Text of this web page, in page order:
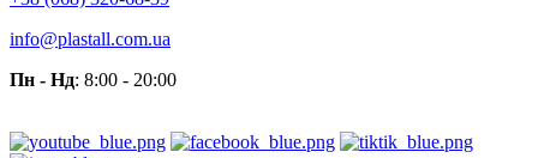
info@plastall.com.ua
Пн - Нд: 8:00 - 20:00